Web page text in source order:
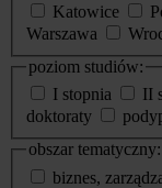
Katowice
Warszawa
poziom studiów:
I stopnia
II
doktoraty
obszar tematyczny:
biznes,